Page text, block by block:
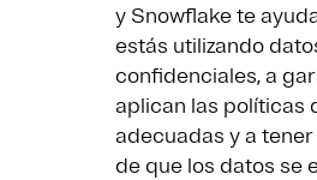
y Snowflake te
estás utilizando
confidenciales, a
aplican las políticas
adecuadas y a
de que los datos se